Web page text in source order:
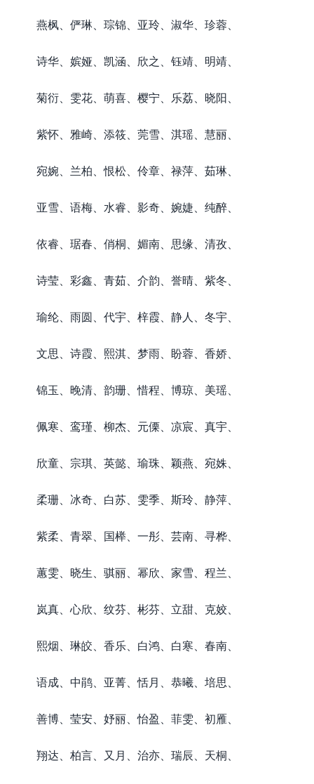
燕枫、俨琳、琮锦、亚玲、淑华、珍蓉、
诗华、嫔娅、凯涵、欣之、钰靖、明靖、
菊衍、雯花、萌喜、樱宁、乐荔、晓阳、
紫怀、雅崎、添筱、莞雪、淇瑶、慧丽、
宛婉、兰柏、恨松、伶章、禄萍、茹琳、
亚雪、语梅、水睿、影奇、婉婕、纯醉、
依睿、琚春、俏桐、媚南、思缘、清孜、
诗莹、彩鑫、青茹、介韵、誉晴、紫冬、
瑜纶、雨圆、代宇、梓霞、静人、冬宇、
文思、诗霞、熙淇、梦雨、盼蓉、香娇、
锦玉、晚清、韵珊、惜程、博琼、美瑶、
佩寒、鸾瑾、柳杰、元傈、凉宸、真宇、
欣童、宗琪、英懿、瑜珠、颖燕、宛姝、
柔珊、冰奇、白苏、雯季、斯玲、静萍、
紫柔、青翠、国榉、一彤、芸南、寻桦、
蕙雯、晓生、骐丽、幂欣、家雪、程兰、
岚真、心欣、纹芬、彬芬、立甜、克姣、
熙烟、琳皎、香乐、白鸿、白寒、春南、
语成、中鹃、亚菁、恬月、恭曦、培思、
善博、莹安、妤丽、怡盈、菲雯、初雁、
翔达、柏言、又月、治亦、瑞辰、天桐、